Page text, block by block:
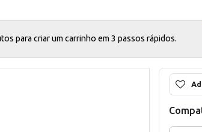
para criar um carrinho em 3 passos rápidos.